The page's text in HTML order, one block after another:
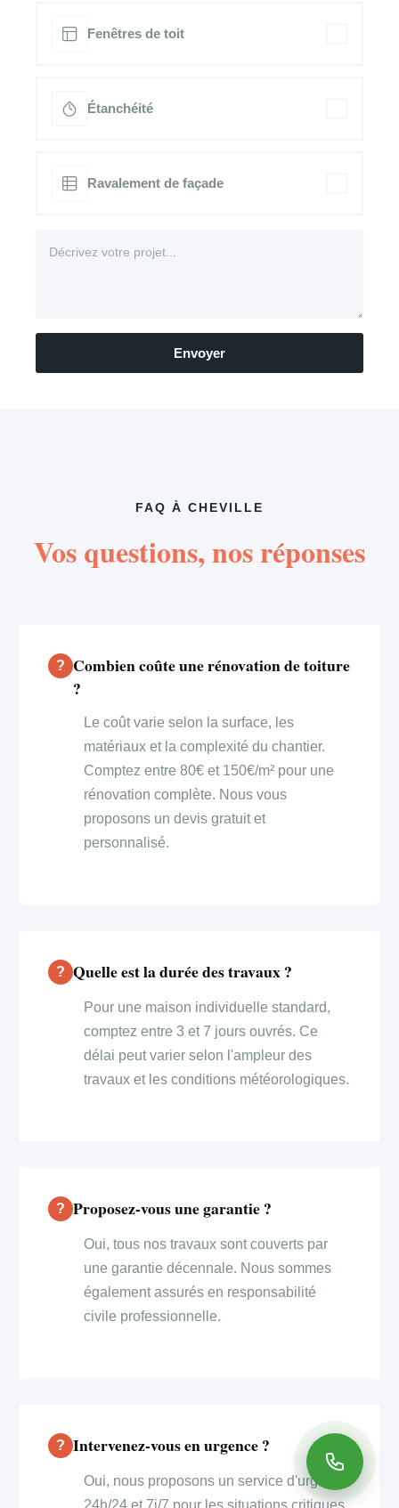
Fenêtres de toit
Étanchéité
Ravalement de façade
Envoyer
FAQ À CHEVILLE
Vos questions, nos réponses
Combien coûte une rénovation de toiture
?
Le coût varie selon la surface, les
matériaux et la complexité du chantier.
Comptez entre 80€ et 150€/m² pour une
rénovation complète. Nous vous
proposons un devis gratuit et
personnalisé.
Quelle est la durée des travaux ?
Pour une maison individuelle standard,
comptez entre 3 et 7 jours ouvrés. Ce
délai peut varier selon l'ampleur des
travaux et les conditions météorologiques.
Proposez-vous une garantie ?
Oui, tous nos travaux sont couverts par
une garantie décennale. Nous sommes
également assurés en responsabilité
civile professionnelle.
Intervenez-vous en urgence ?
Oui, nous proposons un service d'urgence
24h/24 et 7j/7 pour les situations critiques